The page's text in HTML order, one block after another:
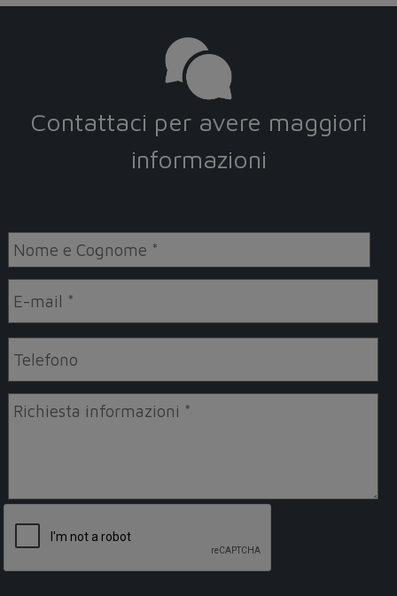
Contattaci per avere maggiori
informazioni